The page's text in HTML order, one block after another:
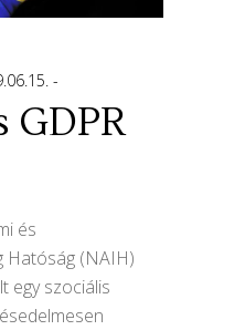
GDPR
és
Hatóság (NAIH)
egy szociális